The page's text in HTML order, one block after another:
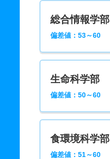
総合情報学部
偏差値：53～60
生命科学部
偏差値：50～60
食環境科学部
偏差値：51～60